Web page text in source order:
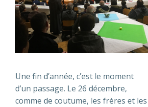
Une fin d’année, c’est le moment
d’un passage. Le 26 décembre,
comme de coutume, les frères et les